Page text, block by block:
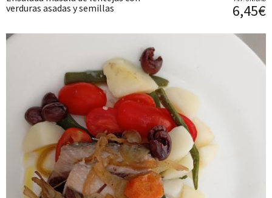
verduras asadas y semillas
6,45€